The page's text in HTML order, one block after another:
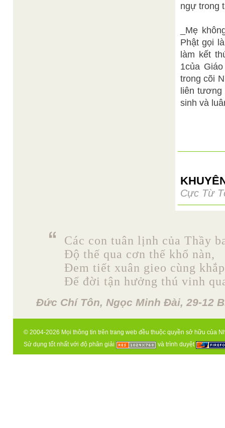
ngự trong
_Mẹ
Phật gọi
làm kết
1của
trong cõi
liên
sinh và
Cực Từ
Các con tuân lịnh của Thầy
Độ thế qua cơn thế khổ nàn,
Đem tiết xuân gieo cùng
Để đời tận hưởng thú vinh
Đức Chí Tôn, Ngọc Minh Đài, 29-12
© 2004-2026 Mọi thông tin trên trang web đều thuộc quyền sở hữu của
Sử dụng tốt nhất với độ phân giải
và trình duyệt